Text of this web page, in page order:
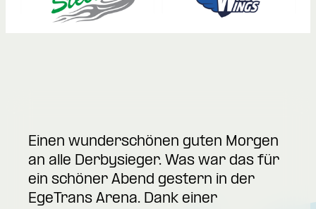
Einen wunderschönen guten Morgen
an alle Derbysieger. Was war das für
ein schöner Abend gestern in der
EgeTrans Arena. Dank einer